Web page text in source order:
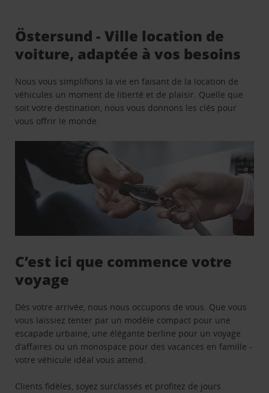
Östersund - Ville location de
voiture, adaptée à vos besoins
Nous vous simplifions la vie en faisant de la location de
véhicules un moment de liberté et de plaisir. Quelle que
soit votre destination, nous vous donnons les clés pour
vous offrir le monde.
C’est ici que commence votre
voyage
Dès votre arrivée, nous nous occupons de vous. Que vous
vous laissiez tenter par un modèle compact pour une
escapade urbaine, une élégante berline pour un voyage
d’affaires ou un monospace pour des vacances en famille -
votre véhicule idéal vous attend.
Clients fidèles, soyez surclassés et profitez de jours